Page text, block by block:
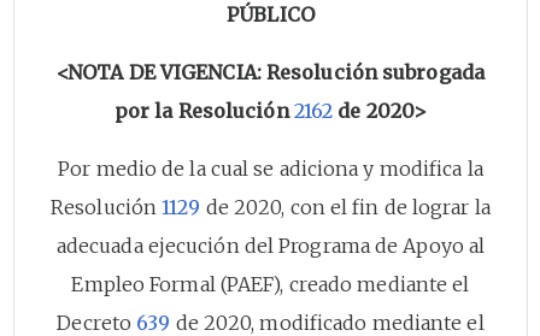
PÚBLICO
<NOTA DE VIGENCIA: Resolución subrogada
por la Resolución2162 de 2020>
Por medio de la cual se adiciona y modifica la
Resolución1129 de 2020, con el fin de lograr la
adecuada ejecución del Programa de Apoyo al
Empleo Formal (PAEF), creado mediante el
Decreto 639 de 2020, modificado mediante el